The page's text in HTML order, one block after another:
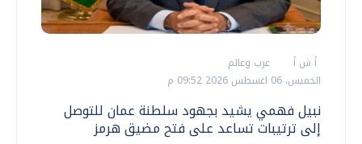
أ ش أ
عرب وعالم
الخميس، 06 اغسطس 2026 09:52 م
نبيل فهمي يشيد بجهود سلطنة عمان للتوصل
إلى ترتيبات تساعد على فتح مضيق هرمز